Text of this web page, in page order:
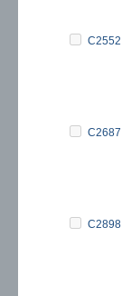
C2552
C2687
C2898